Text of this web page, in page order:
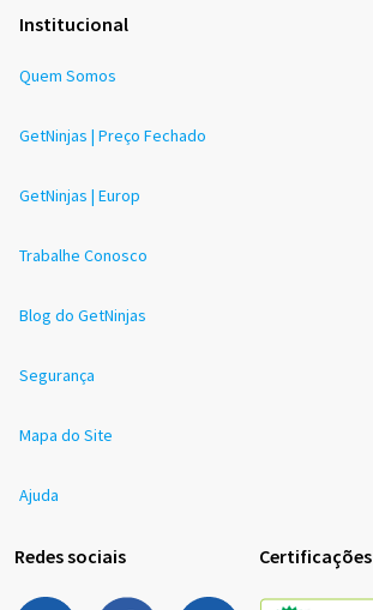
Institucional
Quem Somos
GetNinjas | Preço Fechado
GetNinjas | Europ
Trabalhe Conosco
Blog do GetNinjas
Segurança
Mapa do Site
Ajuda
Redes sociais Certificações